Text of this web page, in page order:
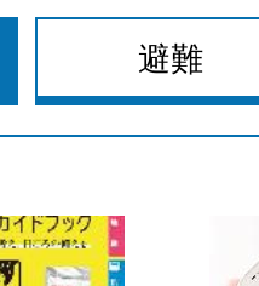
避難